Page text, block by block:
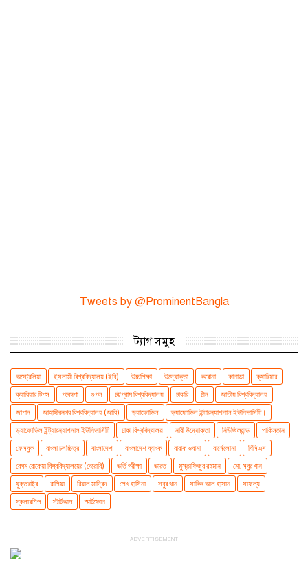
Tweets by @ProminentBangla
ট্যাগ সমুহ
অস্ট্রেলিয়া ইসলামী বিশ্ববিদ্যালয় (ইবি) উচ্চশিক্ষা উদ্যোক্তা করোনা কানাডা
ক্যারিয়ার
ক্যারিয়ার টিপস
গবেষণা গুগল চট্টগ্রাম বিশ্ববিদ্যালয় চাকরি চীন
জাতীয় বিশ্ববিদ্যালয়
জাপান
জাহাঙ্গীরনগর বিশ্ববিদ্যালয় (জাবি) ড্যাফোডিল
ড্যাফোডিল ইন্টারন্যাশনাল ইউনিভার্সিটি।
ড্যাফোডিল ইন্ট্যারন্যাশনাল ইউনিভার্সিটি
ঢাকা বিশ্ববিদ্যালয় নারী উদ্যোক্তা নিউজিল্যান্ড
পাকিস্তান
ফেসবুক
বাংলা চলচ্চিত্র বাংলাদেশ বাংলাদেশ ব্যাংক বারাক ওবামা বার্সেলোনা
বিসিএস
বেগম রোকেয়া বিশ্ববিদ্যালয়ের (বেরোবি)
ভর্তি পরীক্ষা ভারত মুস্তাফিজুর রহমান
মো. সবুর খান
যুক্তরাষ্ট্র
রাশিয়া রিয়াল মাদ্রিদ শেখ হাসিনা সবুর খান সাকিব আল হাসান
সাফল্য
স্কলারশিপ
স্টার্টআপ স্মার্টফোন
ADVERTISEMENT